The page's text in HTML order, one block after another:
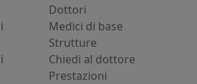
Dottori
Medici di base
Strutture
Chiedi al dottore
Prestazioni